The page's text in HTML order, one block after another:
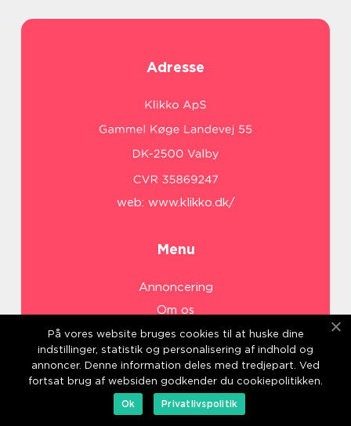
Adresse
web: www.klikko.dk/
Menu
Annoncering
Om os
Cookies
Kontakt os
Sitemap
På vores website bruges cookies til at huske dine
indstillinger, statistik og personalisering af indhold og
annoncer. Denne information deles med tredjepart. Ved
fortsat brug af websiden godkender du cookiepolitikken.
Ok
Privatlivspolitik